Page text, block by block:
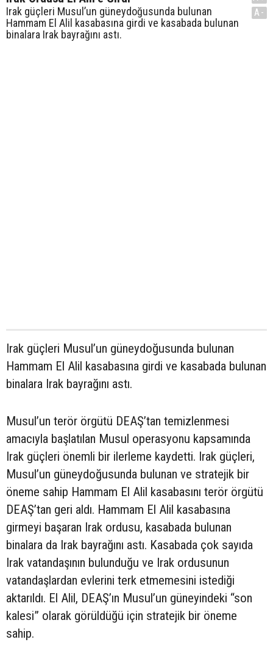
Irak güçleri Musul’un güneydoğusunda bulunan
Hammam El Alil kasabasına girdi ve kasabada bulunan
binalara Irak bayrağını astı.
A-
Irak güçleri Musul’un güneydoğusunda bulunan
Hammam El Alil kasabasına girdi ve kasabada bulunan
binalara Irak bayrağını astı.
Musul’un terör örgütü DEAŞ’tan temizlenmesi
amacıyla başlatılan Musul operasyonu kapsamında
Irak güçleri önemli bir ilerleme kaydetti. Irak güçleri,
Musul’un güneydoğusunda bulunan ve stratejik bir
öneme sahip Hammam El Alil kasabasını terör örgütü
DEAŞ’tan geri aldı. Hammam El Alil kasabasına
girmeyi başaran Irak ordusu, kasabada bulunan
binalara da Irak bayrağını astı. Kasabada çok sayıda
Irak vatandaşının bulunduğu ve Irak ordusunun
vatandaşlardan evlerini terk etmemesini istediği
aktarıldı. El Alil, DEAŞ’ın Musul’un güneyindeki “son
kalesi” olarak görüldüğü için stratejik bir öneme
sahip.